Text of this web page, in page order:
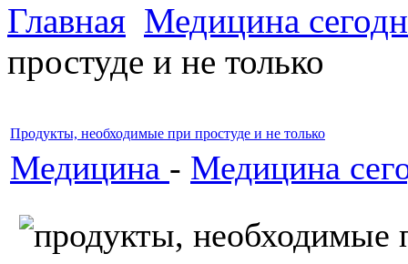
Главная Медицина
простуде и не только
Продукты, необходимые при простуде и не только
Медицина - Медицина